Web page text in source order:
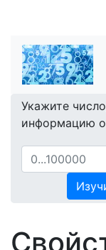
Укажите
информацию